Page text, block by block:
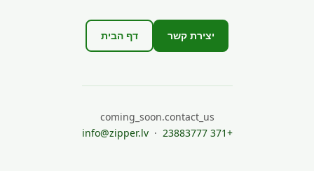
יצירת קשר דף הבית
coming_soon.contact_us
+371 23883777
·
info@zipper.lv